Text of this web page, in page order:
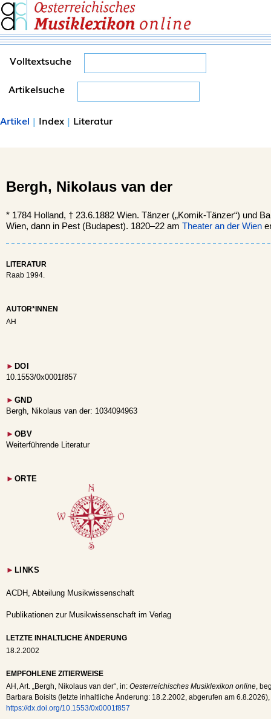
Volltextsuche
Artikelsuche
Artikel | Index | Literatur
Bergh, Nikolaus van der
* 1784 Holland, † 23.6.1882 Wien. Tänzer („Komik-Tänzer“) und
Wien, dann in Pest (Budapest). 1820–22 am Theater an der Wien
LITERATUR
Raab 1994.
AUTOR*INNEN
AH
► DOI
10.1553/0x0001f857
► GND
Bergh, Nikolaus van der: 1034094963
► OBV
Weiterführende Literatur
► ORTE
► LINKS
ACDH, Abteilung Musikwissenschaft
Publikationen zur Musikwissenschaft im Verlag
LETZTE INHALTLICHE ÄNDERUNG
18.2.2002
EMPFOHLENE ZITIERWEISE
AH , Art. „Bergh, Nikolaus van der“, in: Oesterreichisches Musiklexikon online ,
Barbara Boisits (letzte inhaltliche Änderung: 18.2.2002 , abgerufen am 6.8.2026),
https://dx.doi.org/10.1553/0x0001f857